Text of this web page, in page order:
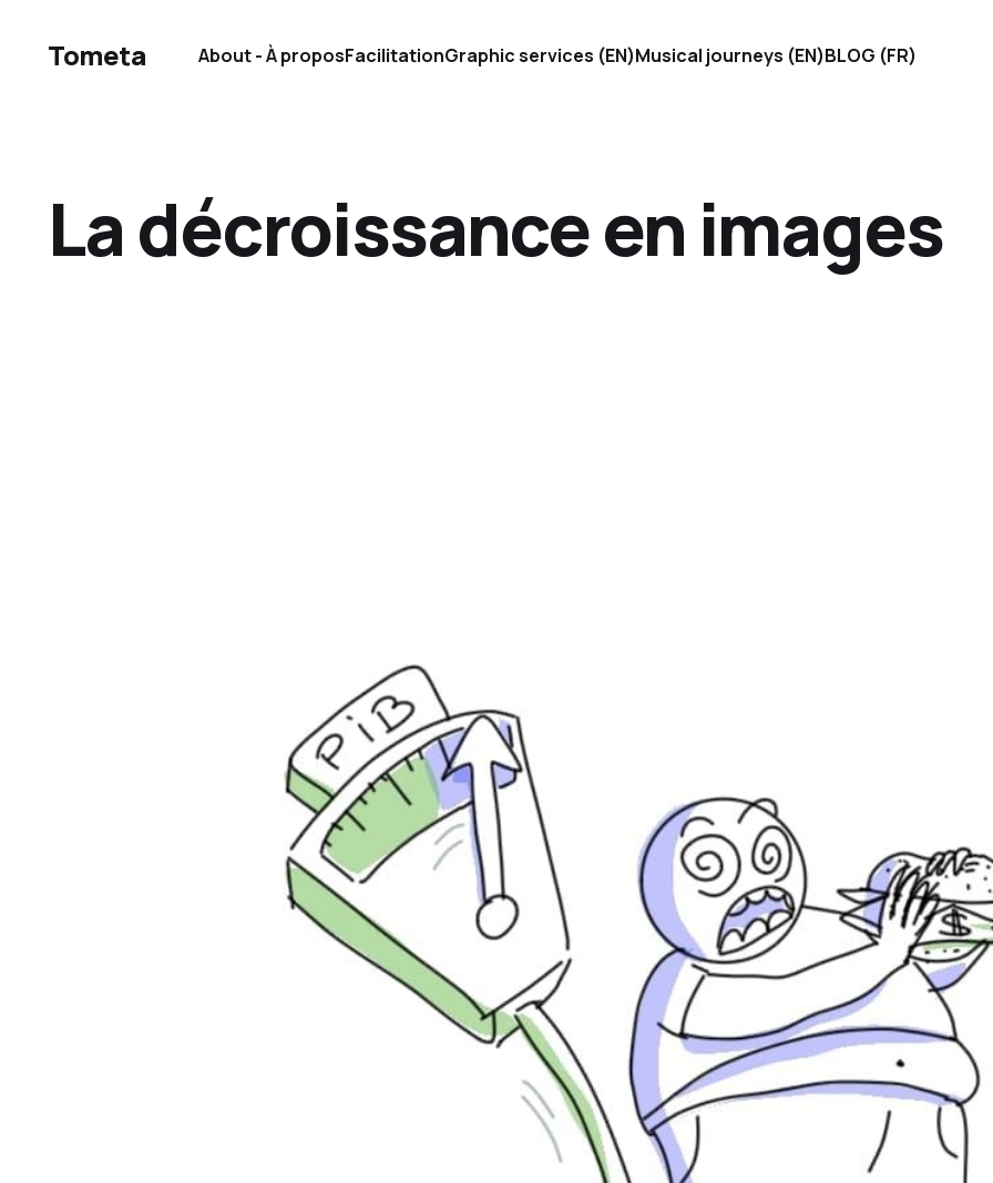
Tometa About - À proposFacilitationGraphic services (EN)Musical journeys (EN)BLOG (FR)
La décroissance en images